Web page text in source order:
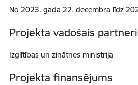
No 2023. gada 22. decembra līdz
Projekta vadošais
Izglītības un zinātnes ministrija
Projekta finansējums